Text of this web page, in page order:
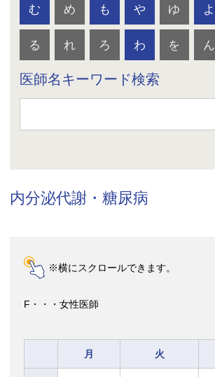
む め も や ゆ よ
る れ ろ わ を ん
医師名キーワード検索
内分泌代謝・糖尿病
※横にスクロールできます。
F・・・女性医師
月 火